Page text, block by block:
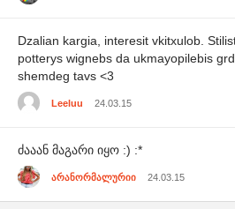
Dzalian kargia, interesit vkitxulob.
potterys wignebs da ukmayopilebis
shemdeg tavs <3
Leeluu 24.03.15
ძააან მაგარი იყო :) :*
არანორმალურიი 24.03.15